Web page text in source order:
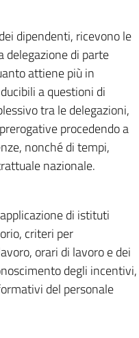
dipendenti, ricevono le
delegazione di parte
attiene più in
a questioni di
tra le delegazioni,
procedendo a
nonché di tempi,
nazionale.
di istituti
criteri per
orari di lavoro e dei
degli incentivi,
del personale